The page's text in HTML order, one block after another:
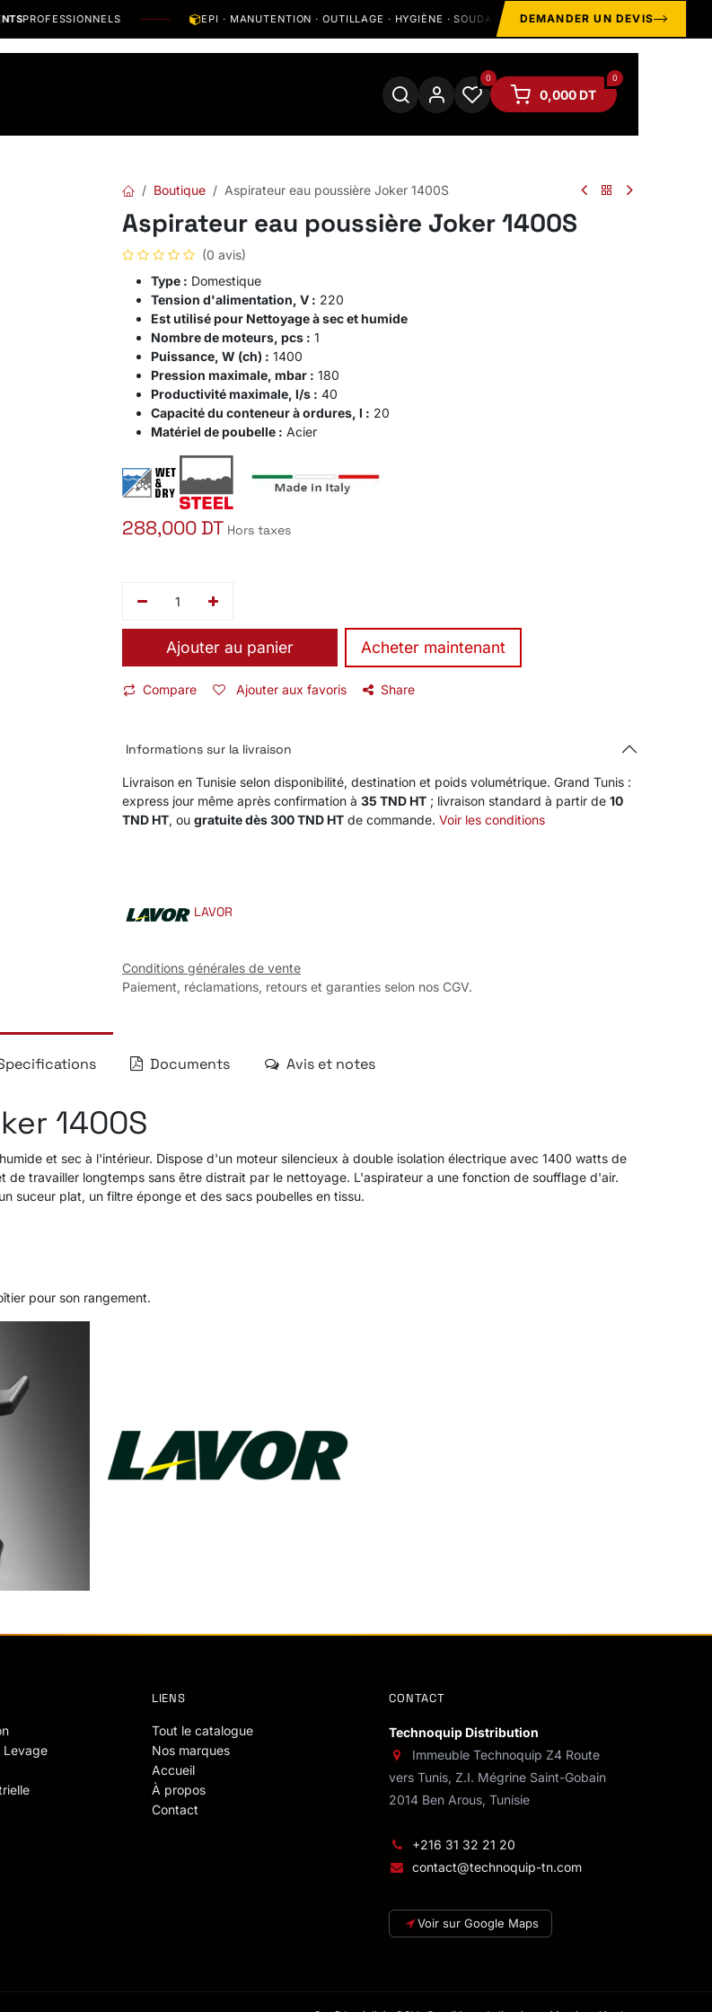
EPI · MANUTENTION · OUTILLAGE · HYGIÈNE · SOUDAGE STOCK & SHOWROOM À
DEMANDER UN DEVIS
0 0
0,000DT
Boutique Aspirateur eau poussière Joker 1400S
Aspirateur eau poussière Joker 1400S
(0 avis)
Type : Domestique
Tension d'alimentation, V : 220
Est utilisé pour Nettoyage à sec et humide
Nombre de moteurs, pcs : 1
Puissance, W (ch) : 1400
Pression maximale, mbar : 180
Productivité maximale, l/s : 40
Capacité du conteneur à ordures, l : 20
Matériel de poubelle : Acier
288,000 DT Hors taxes
Ajouter au panier ​Acheter maintenant
Compare Ajouter aux favoris Share
Informations sur la livraison
Livraison en Tunisie selon disponibilité, destination et poids volumétrique. Grand Tunis :
express jour même après confirmation à 35 TND HT ; livraison standard à partir de 10
TND HT, ou gratuite dès 300 TND HT de commande. Voir les conditions
LAVOR
Conditions générales de vente
Paiement, réclamations, retours et garanties selon nos CGV.
Documents Avis et notes
1400S
et sec à l'intérieur. Dispose d'un moteur silencieux à double isolation électrique avec 1400 watts de
travailler longtemps sans être distrait par le nettoyage. L'aspirateur a une fonction de soufflage d'air.
suceur plat, un filtre éponge et des sacs poubelles en tissu.
pour son rangement.
Levage
LIENS
Tout le catalogue
Nos marques
Accueil
À propos
Contact
CONTACT
Technoquip Distribution
Immeuble Technoquip Z4 Route
vers Tunis, Z.I. Mégrine Saint-Gobain
2014 Ben Arous, Tunisie
+216 31 32 21 20
contact@technoquip-tn.com
Voir sur Google Maps